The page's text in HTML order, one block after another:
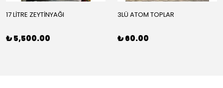
17 LİTRE ZEYTİNYAĞI
₺ 5,500.00
3LÜ ATOM TOPLAR
₺ 60.00